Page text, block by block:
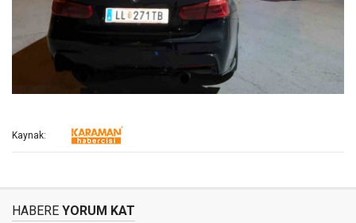
Kaynak:
HABERE YORUM KAT